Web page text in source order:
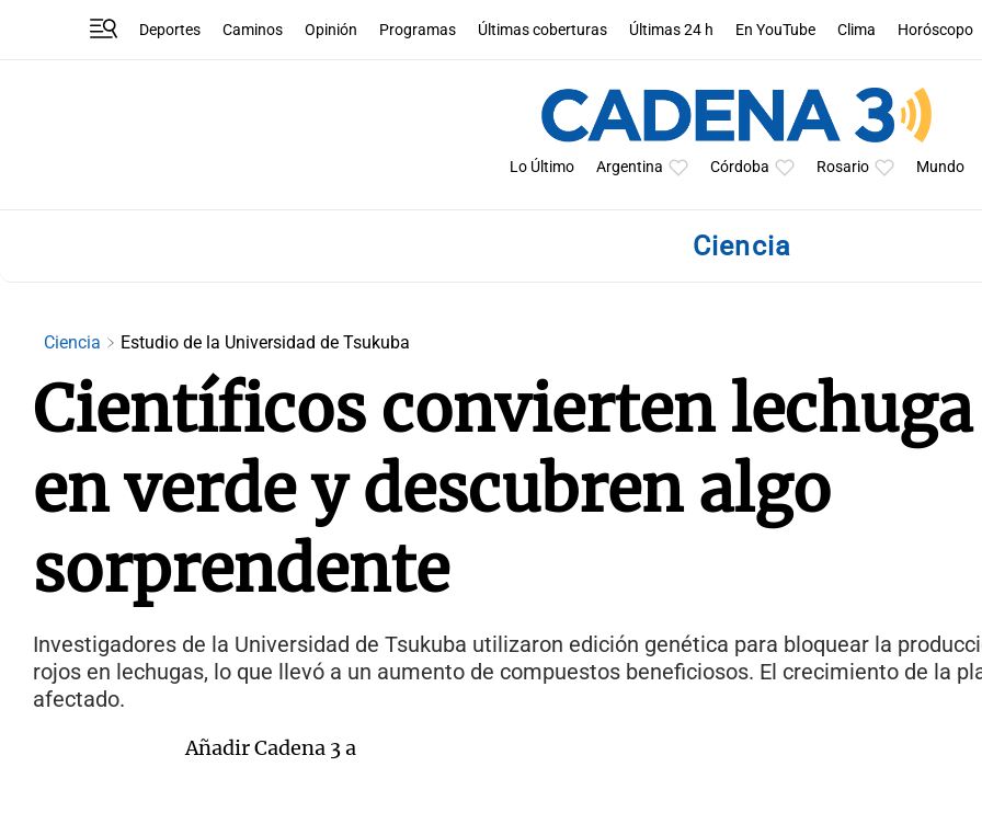
Deportes Caminos Opinión Programas Últimas coberturas Últimas 24 h En YouTube Clima Horóscopo
Lo Último Argentina Córdoba Rosario Mundo
Ciencia
Ciencia Estudio de la Universidad de Tsukuba
Científicos convierten
en verde y descubren algo
sorprendente
Investigadores de la Universidad de Tsukuba utilizaron edición genética para bloquear la
rojos en lechugas, lo que llevó a un aumento de compuestos beneficiosos. El crecimiento de la
afectado.
Añadir Cadena 3 a